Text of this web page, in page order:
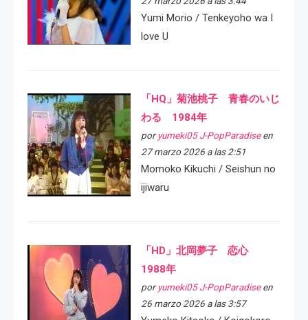
Yumi Morio / Tenkeyoho wa I
love U
「HQ」菊池桃子 青春のいじ
わる 1984年
por yumeki05 J-PopParadiseen
27 marzo 2026 a las 2:51
Momoko Kikuchi / Seishun no
ijiwaru
「HD」北岡夢子 恋心
1988年
por yumeki05 J-PopParadiseen
26 marzo 2026 a las 3:57